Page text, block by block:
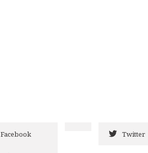
Facebook Twitter